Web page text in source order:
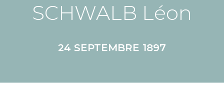
SCHWALB Léon
24 SEPTEMBRE 1897